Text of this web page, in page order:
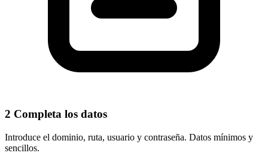
2 Completa los datos
Introduce el dominio, ruta, usuario y contraseña. Datos mínimos y
sencillos.